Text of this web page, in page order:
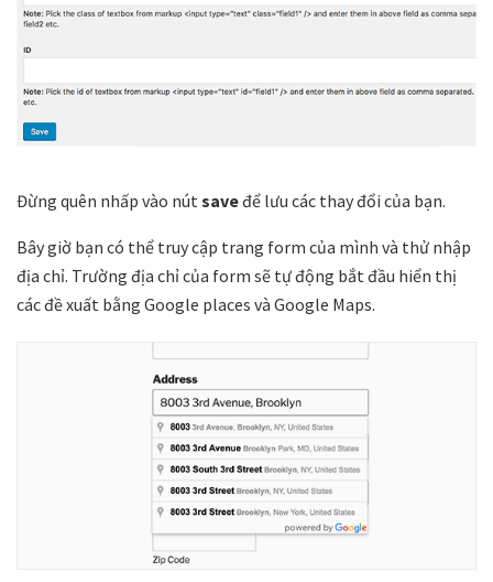
Đừng quên nhấp vào nút saveđể lưu các thay đổi của bạn.
Bây giờ bạn có thể truy cập trang form của mình và thử nhập
địa chỉ. Trường địa chỉ của form sẽ tự động bắt đầu hiển thị
các đề xuất bằng Google places và Google Maps.